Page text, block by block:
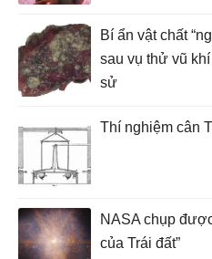
Bí ẩn vật chất
sau vụ thử vũ
sử
Thí nghiệm cân
NASA chụp
của Trái đất”